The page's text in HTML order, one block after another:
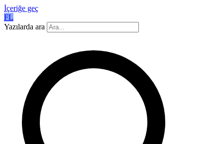
İçeriğe geç
FL
Yazılarda ara